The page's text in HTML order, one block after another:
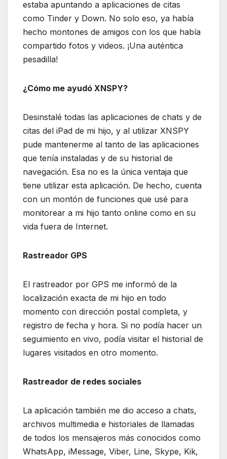
estaba apuntando a aplicaciones de citas
como Tinder y Down. No solo eso, ya había
hecho montones de amigos con los que había
compartido fotos y videos. ¡Una auténtica
pesadilla!
¿Cómo me ayudó XNSPY?
Desinstalé todas las aplicaciones de chats y de
citas del iPad de mi hijo, y al utilizar XNSPY
pude mantenerme al tanto de las aplicaciones
que tenía instaladas y de su historial de
navegación. Esa no es la única ventaja que
tiene utilizar esta aplicación. De hecho, cuenta
con un montón de funciones que usé para
monitorear a mi hijo tanto online como en su
vida fuera de Internet.
Rastreador GPS
El rastreador por GPS me informó de la
localización exacta de mi hijo en todo
momento con dirección postal completa, y
registro de fecha y hora. Si no podía hacer un
seguimiento en vivo, podía visitar el historial de
lugares visitados en otro momento.
Rastreador de redes sociales
La aplicación también me dio acceso a chats,
archivos multimedia e historiales de llamadas
de todos los mensajeros más conocidos como
WhatsApp, iMessage, Viber, Line, Skype, Kik,